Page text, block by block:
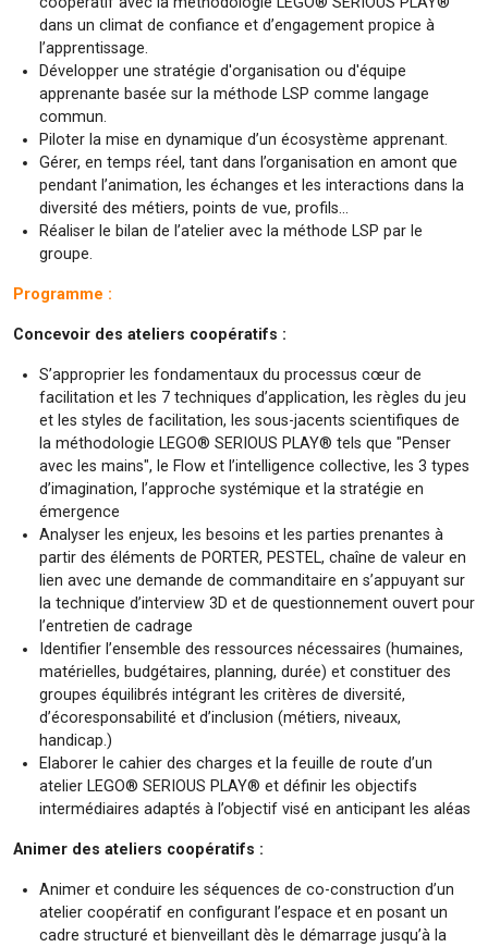
dans un climat de confiance et d’engagement propice à
l’apprentissage.
Développer une stratégie d'organisation ou d'équipe
apprenante basée sur la méthode LSP comme langage
commun.
Piloter la mise en dynamique d’un écosystème apprenant.
Gérer, en temps réel, tant dans l’organisation en amont que
pendant l’animation, les échanges et les interactions dans la
diversité des métiers, points de vue, profils...
Réaliser le bilan de l’atelier avec la méthode LSP par le
groupe.
Programme :
Concevoir des ateliers coopératifs :
S’approprier les fondamentaux du processus cœur de
facilitation et les 7 techniques d’application, les règles du jeu
et les styles de facilitation, les sous-jacents scientifiques de
la méthodologie LEGO® SERIOUS PLAY® tels que "Penser
avec les mains", le Flow et l’intelligence collective, les 3 types
d’imagination, l’approche systémique et la stratégie en
émergence
Analyser les enjeux, les besoins et les parties prenantes à
partir des éléments de PORTER, PESTEL, chaîne de valeur en
lien avec une demande de commanditaire en s’appuyant sur
la technique d’interview 3D et de questionnement ouvert pour
l’entretien de cadrage
Identifier l’ensemble des ressources nécessaires (humaines,
matérielles, budgétaires, planning, durée) et constituer des
groupes équilibrés intégrant les critères de diversité,
d’écoresponsabilité et d’inclusion (métiers, niveaux,
handicap.)
Elaborer le cahier des charges et la feuille de route d’un
atelier LEGO® SERIOUS PLAY® et définir les objectifs
intermédiaires adaptés à l’objectif visé en anticipant les aléas
Animer des ateliers coopératifs :
Animer et conduire les séquences de co-construction d’un
atelier coopératif en configurant l’espace et en posant un
cadre structuré et bienveillant dès le démarrage jusqu’à la